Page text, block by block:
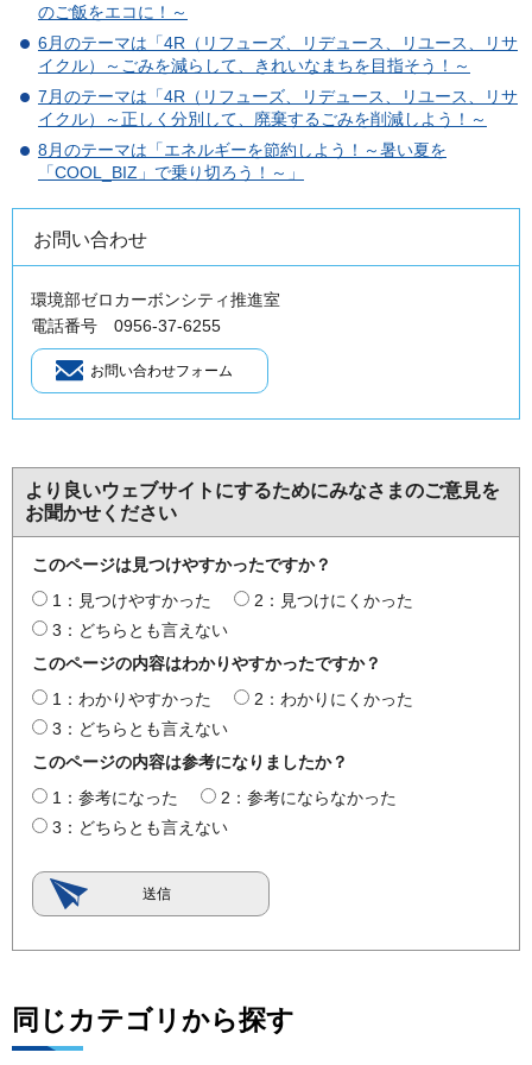
のご飯をエコに！～
6月のテーマは「4R（リフューズ、リデュース、リユース、リサ
イクル）～ごみを減らして、きれいなまちを目指そう！～
7月のテーマは「4R（リフューズ、リデュース、リユース、リサ
イクル）～正しく分別して、廃棄するごみを削減しよう！～
8月のテーマは「エネルギーを節約しよう！～暑い夏を
「COOL_BIZ」で乗り切ろう！～」
お問い合わせ
環境部ゼロカーボンシティ推進室
電話番号 0956-37-6255
より良いウェブサイトにするためにみなさまのご意見を
お聞かせください
このページは見つけやすかったですか？
1：見つけやすかった
2：見つけにくかった
3：どちらとも言えない
このページの内容はわかりやすかったですか？
1：わかりやすかった
2：わかりにくかった
3：どちらとも言えない
このページの内容は参考になりましたか？
1：参考になった
2：参考にならなかった
3：どちらとも言えない
同じカテゴリから探す